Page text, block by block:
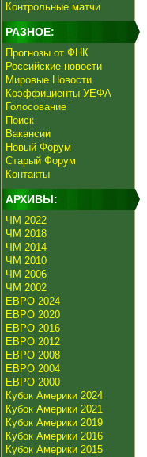
Контрольные матчи
РАЗНОЕ:
Прогнозы от ФНК
Российские новости
Мировые Новости
Коэффициенты УЕФА
Голосование
Поиск
Вакансии
Новый Форум
Старый Форум
Контакты
АРХИВЫ:
ЧМ 2022
ЧМ 2018
ЧМ 2014
ЧМ 2010
ЧМ 2006
ЧМ 2002
ЕВРО 2024
ЕВРО 2020
ЕВРО 2016
ЕВРО 2012
ЕВРО 2008
ЕВРО 2004
ЕВРО 2000
Кубок Америки 2024
Кубок Америки 2021
Кубок Америки 2019
Кубок Америки 2016
Кубок Америки 2015